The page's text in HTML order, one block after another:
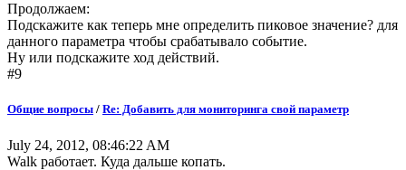
Продолжаем:
Подскажите как теперь мне определить пиковое значение? для
данного параметра чтобы срабатывало событие.
Ну или подскажите ход действий.
#9
Общие вопросы / Re: Добавить для мониторинга свой параметр
July 24, 2012, 08:46:22 AM
Walk работает. Куда дальше копать.